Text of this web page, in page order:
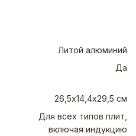
Литой алюминий
Да
26,5х14,4х29,5 см
Для всех типов плит,
включая индукцию